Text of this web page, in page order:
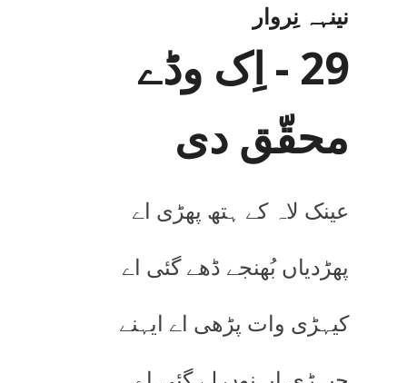
نینہہ نِروار
29 - اِک وڈے
محقّق دی
عینک لاہ کے ہتھ پھڑی اے
پھڑدیاں بُھنجے ڈھے گئی اے
کیہڑی وات پڑھی اے ایہنے